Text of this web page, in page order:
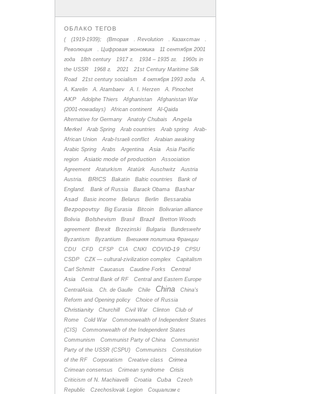
ОБЛАКО ТЕГОВ
( (1919-1939); (Вторая . Revolution . Казахстан
.
Революция
. Цифровая экономика
11 сентября 2001
года
18th century 1917 г. 1934 – 1935 гг.
1960s in
the USSR
1968 г. 2021
21st Century Maritime Silk
Road
21st century socialism 4 октября 1993 года
A.
A. Karelin
A. Atambaev A. I. Herzen A. Pinochet
AKP Adolphe Thiers Afghanistan
Afghanistan War
(2001-nowadays)
African continent
Al-Qaida
Alternative for Germany
Anatoly Chubais
Angela
Merkel
Arab Spring Arab countries Arab spring
Arab-
African Union
Arab-Israeli conflict
Arabian awaking
Arabic Spring
Arabs Argentina Asia
Asia Pacific
region
Asiatic mode of production
Association
Agreement
Ataturkism Atatürk Auschwitz
Austria
Austria.
BRICS Bakatin Baltic countries
Bank of
England.
Bank of Russia Barack Obama
Bashar
Asad
Basic income Belarus Berlin Bessarabia
Bezpopovtsy Big Eurasia Bitcoin
Bolivarian alliance
Bolivia
Bolshevism Brasil Brazil
Bretton Woods
agreement
Brexit Brzezinski Bulgaria
Bundeswehr
Byzantism
Byzantium
Bнешняя политика Франции
CDU
CFD CFSP CIA CNKI COVID-19
CPSU
CSDP
CZК — cultural-zivilization complex
Capitalism
Carl Schmitt
Caucasus Caudine Forks
Central
Asia
Central Bank of RF
Central and Eastern Europe
CentralAsia.
Ch. de Gaulle Chile China
China's
Reform and Opening policy
Choice of Russia
Christianity Churchill Civil War Clinton
Club of
Rome
Cold War
Commonwealth of Independent States
(CIS)
Commonwealth of the Independent States
Communism
Communist Party of China
Communist
Party of the USSR (CSPU)
Communists
Constitution
of the RF
Corporatism Creative class Crimea
Crimean consensus Crimean syndrome Crisis
Criticism of N. Machiavelli Croatia Cuba
Czech
Republic
Czechoslovak Legion
Cоциализм с